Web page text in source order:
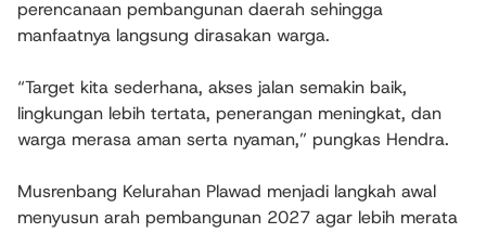
perencanaan pembangunan daerah sehingga
manfaatnya langsung dirasakan warga.
“Target kita sederhana, akses jalan semakin baik,
lingkungan lebih tertata, penerangan meningkat, dan
warga merasa aman serta nyaman,” pungkas Hendra.
Musrenbang Kelurahan Plawad menjadi langkah awal
menyusun arah pembangunan 2027 agar lebih merata